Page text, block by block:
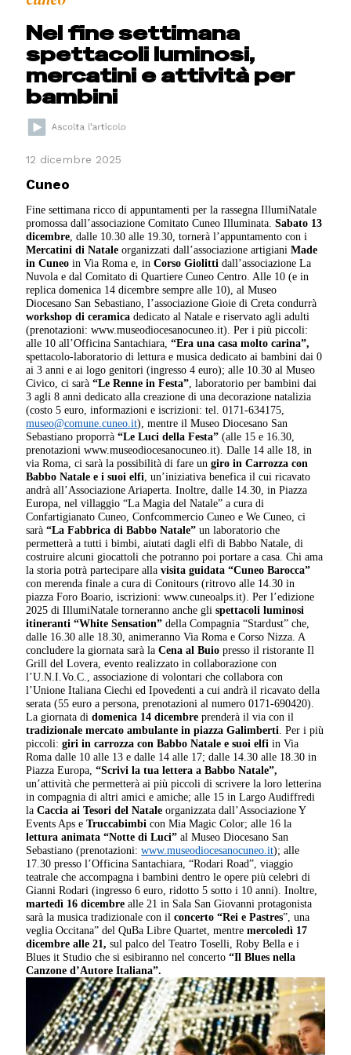
Nel fine settimana
spettacoli luminosi,
mercatini e attività per
bambini
12 dicembre 2025
Cuneo
Fine settimana ricco di appuntamenti per la rassegna IllumiNatale
promossa dall’associazione Comitato Cuneo Illuminata.Sabato 13
dicembre , dalle 10.30 alle 19.30, tornerà l’appuntamento con i
Mercatini di Natale organizzati dall’associazione artigianiMade
in Cuneo in Via Roma e, inCorso Giolitti dall’associazione La
Nuvola e dal Comitato di Quartiere Cuneo Centro. Alle 10 (e in
replica domenica 14 dicembre sempre alle 10), al Museo
Diocesano San Sebastiano, l’associazione Gioie di Creta condurrà
workshop di ceramica dedicato al Natale e riservato agli adulti
(prenotazioni: www.museodiocesanocuneo.it). Per i più piccoli:
alle 10 all’Officina Santachiara,“Era una casa molto carina”,
spettacolo-laboratorio di lettura e musica dedicato ai bambini dai 0
ai 3 anni e ai logo genitori (ingresso 4 euro); alle 10.30 al Museo
Civico, ci sarà“Le Renne in Festa” , laboratorio per bambini dai
3 agli 8 anni dedicato alla creazione di una decorazione natalizia
(costo 5 euro, informazioni e iscrizioni: tel. 0171-634175,
museo@comune.cuneo.it), mentre il Museo Diocesano San
Sebastiano proporrà“Le Luci della Festa” (alle 15 e 16.30,
prenotazioni www.museodiocesanocuneo.it). Dalle 14 alle 18, in
via Roma, ci sarà la possibilità di fare ungiro in Carrozza con
Babbo Natale e i suoi elfi , un’iniziativa benefica il cui ricavato
andrà all’Associazione Ariaperta. Inoltre, dalle 14.30, in Piazza
Europa, nel villaggio “La Magia del Natale” a cura di
Confartigianato Cuneo, Confcommercio Cuneo e We Cuneo, ci
sarà“La Fabbrica di Babbo Natale” un laboratorio che
permetterà a tutti i bimbi, aiutati dagli elfi di Babbo Natale, di
costruire alcuni giocattoli che potranno poi portare a casa. Chi ama
la storia potrà partecipare allavisita guidata “Cuneo Barocca”
con merenda finale a cura di Conitours (ritrovo alle 14.30 in
piazza Foro Boario, iscrizioni: www.cuneoalps.it). Per l’edizione
2025 di IllumiNatale torneranno anche glispettacoli luminosi
itineranti “White Sensation” della Compagnia “Stardust” che,
dalle 16.30 alle 18.30, animeranno Via Roma e Corso Nizza. A
concludere la giornata sarà laCena al Buio presso il ristorante Il
Grill del Lovera, evento realizzato in collaborazione con
l’U.N.I.Vo.C., associazione di volontari che collabora con
l’Unione Italiana Ciechi ed Ipovedenti a cui andrà il ricavato della
serata (55 euro a persona, prenotazioni al numero 0171-690420).
La giornata didomenica 14 dicembre prenderà il via con il
tradizionale mercato ambulante in piazza Galimberti . Per i più
piccoli:giri in carrozza con Babbo Natale e suoi elfi in Via
Roma dalle 10 alle 13 e dalle 14 alle 17; dalle 14.30 alle 18.30 in
Piazza Europa,“Scrivi la tua lettera a Babbo Natale”,
un’attività che permetterà ai più piccoli di scrivere la loro letterina
in compagnia di altri amici e amiche; alle 15 in Largo Audiffredi
laCaccia ai Tesori del Natale organizzata dall’Associazione Y
Events Aps eTruccabimbicon Mia Magic Color; alle 16 la
lettura animata “Notte di Luci” al Museo Diocesano San
Sebastiano (prenotazioni:www.museodiocesanocuneo.it); alle
17.30 presso l’Officina Santachiara, “Rodari Road”, viaggio
teatrale che accompagna i bambini dentro le opere più celebri di
Gianni Rodari (ingresso 6 euro, ridotto 5 sotto i 10 anni). Inoltre,
martedì 16 dicembre alle 21 in Sala San Giovanni protagonista
sarà la musica tradizionale con ilconcerto “Rei e Pastres”, una
veglia Occitana” del QuBa Libre Quartet, mentremercoledì 17
dicembre alle 21, sul palco del Teatro Toselli, Roby Bella e i
Blues it Studio che si esibiranno nel concerto“Il Blues nella
Canzone d’Autore Italiana”.